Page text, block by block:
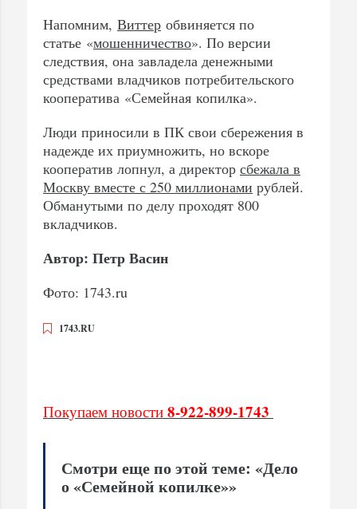
Напомним, Виттер обвиняется по
статье «мошенничество». По версии
следствия, она завладела денежными
средствами владчиков потребительского
кооператива «Семейная копилка».
Люди приносили в ПК свои сбережения в
надежде их приумножить, но вскоре
кооператив лопнул, а директор сбежала в
Москву вместе с 250 миллионами рублей.
Обманутыми по делу проходят 800
вкладчиков.
Автор: Петр Васин
Фото: 1743.ru
1743.RU
Покупаем новости 8-922-899-1743
Смотри еще по этой теме: «Дело
о «Семейной копилке»»